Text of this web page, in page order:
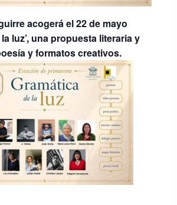
acogerá el 22 de mayo
la luz’, una propuesta literaria y
y formatos creativos.